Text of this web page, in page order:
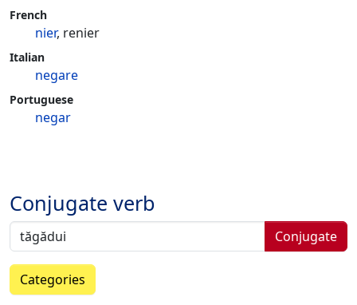
French
nier, renier
Italian
negare
Portuguese
negar
Conjugate verb
Conjugate
Categories